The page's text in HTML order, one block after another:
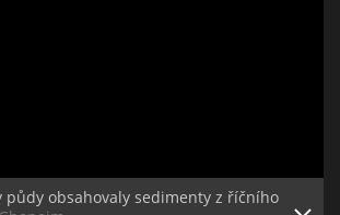
půdy obsahovaly sedimenty z říčního